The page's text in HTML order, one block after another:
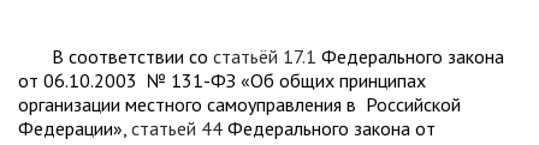
В соответствии со статьёй 17.1 Федерального закона
от 06.10.2003 № 131-ФЗ «Об общих принципах
организации местного самоуправления в Российской
Федерации», статьей 44 Федерального закона от